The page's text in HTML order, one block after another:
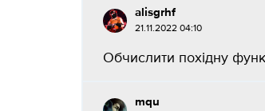
alisgrhf
21.11.2022 04:10
Обчислити похідну
mqu